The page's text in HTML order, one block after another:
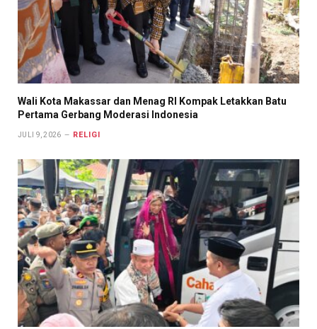
Wali Kota Makassar dan Menag RI Kompak Letakkan Batu
Pertama Gerbang Moderasi Indonesia
JULI 9, 2026 RELIGI